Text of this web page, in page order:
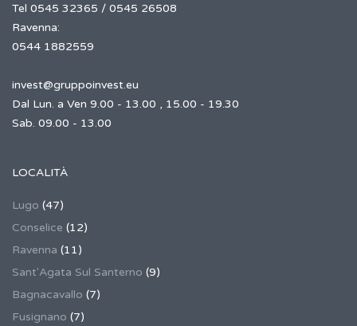
Tel 0545 32365 / 0545 26508
Ravenna:
0544 1882559
invest@gruppoinvest.eu
Dal Lun. a Ven 9.00 - 13.00 , 15.00 - 19.30
Sab. 09.00 - 13.00
LOCALITÀ
Lugo (47)
Conselice (12)
Ravenna (11)
Sant'Agata Sul Santerno (9)
Bagnacavallo (7)
Fusignano (7)